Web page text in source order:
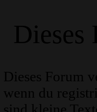
Dieses
Dieses Forum
wenn du